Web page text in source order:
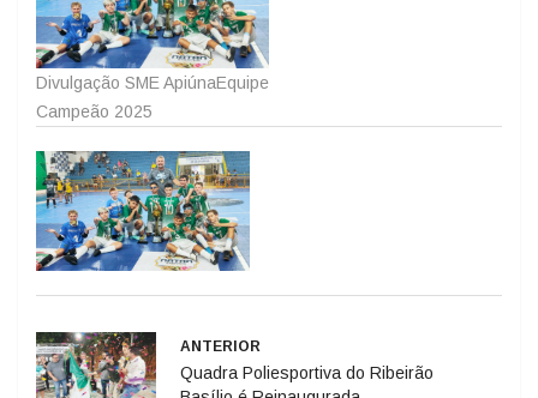
Divulgação SME ApiúnaEquipe
Campeão 2025
ANTERIOR
Quadra Poliesportiva do Ribeirão